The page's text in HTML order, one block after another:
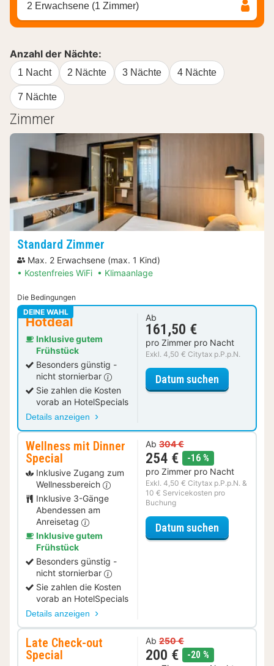
2 Erwachsene (1 Zimmer)
Anzahl der Nächte:
1 Nacht 2 Nächte 3 Nächte 4 Nächte
7 Nächte
Zimmer
Standard Zimmer
Max. 2 Erwachsene (max. 1 Kind)
Kostenfreies WiFi
Klimaanlage
Die Bedingungen
DEINE WAHL
Hotdeal
Inklusive gutem
Frühstück
Besonders günstig -
nicht stornierbar
Sie zahlen die Kosten
vorab an HotelSpecials
Details anzeigen
Ab
161,50 €
pro Zimmer pro Nacht
Exkl. 4,50 € Citytax p.P.p.N.
Datum suchen
Wellness mit Dinner
Special
Inklusive Zugang zum
Wellnessbereich
Inklusive 3-Gänge
Abendessen am
Anreisetag
Inklusive gutem
Frühstück
Besonders günstig -
nicht stornierbar
Sie zahlen die Kosten
vorab an HotelSpecials
Details anzeigen
Ab 304 €
254 € -16 %
pro Zimmer pro Nacht
Exkl. 4,50 € Citytax p.P.p.N. &
10 € Servicekosten pro
Buchung
Datum suchen
Late Check-out
Special
Ab 250 €
200 € -20 %